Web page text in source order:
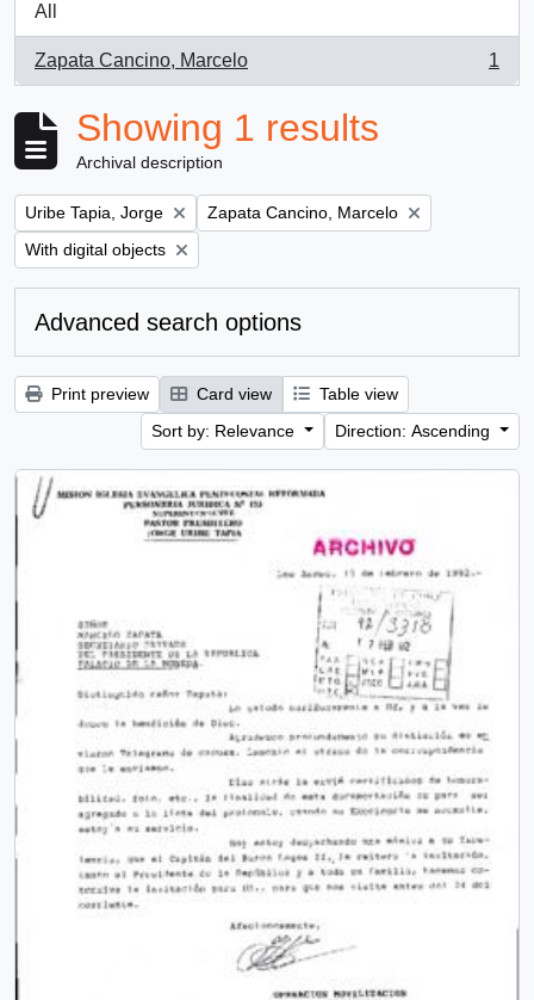
All
Zapata Cancino, Marcelo
, 1 results
1
Showing 1 results
Archival description
Remove filter:
Uribe Tapia, Jorge Remove filter:
Zapata Cancino, Marcelo
Remove filter:
With digital objects
Advanced search options
Print preview Card view
Table view
Sort by: Relevance
Direction: Ascending